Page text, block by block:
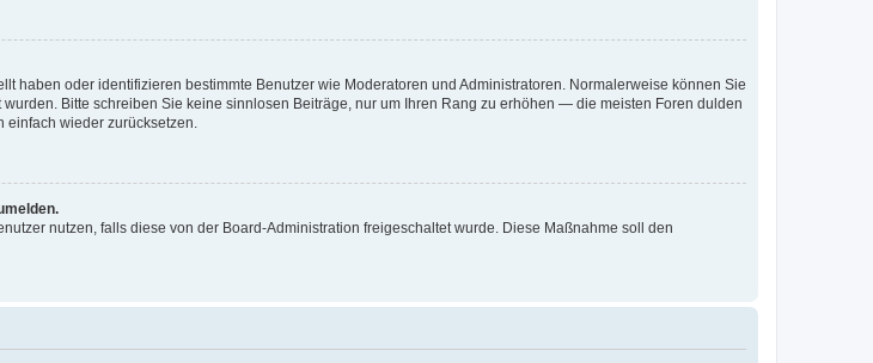
haben oder identifizieren bestimmte Benutzer wie Moderatoren und Administratoren. Normalerweise können Sie
Bitte schreiben Sie keine sinnlosen Beiträge, nur um Ihren Rang zu erhöhen — die meisten Foren dulden
wieder zurücksetzen.
nutzen, falls diese von der Board-Administration freigeschaltet wurde. Diese Maßnahme soll den